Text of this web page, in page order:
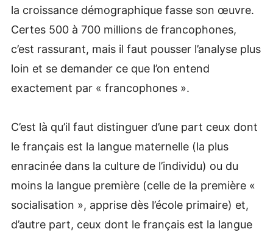
la croissance démographique fasse son œuvre.
Certes 500 à 700 millions de francophones,
c’est rassurant, mais il faut pousser l’analyse plus
loin et se demander ce que l’on entend
exactement par « francophones ».
C’est là qu’il faut distinguer d’une part ceux dont
le français est la langue maternelle (la plus
enracinée dans la culture de l’individu) ou du
moins la langue première (celle de la première «
socialisation », apprise dès l’école primaire) et,
d’autre part, ceux dont le français est la langue